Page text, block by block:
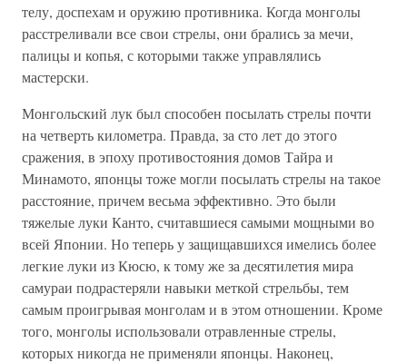
телу, доспехам и оружию противника. Когда монголы
расстреливали все свои стрелы, они брались за мечи,
палицы и копья, с которыми также управлялись
мастерски.
Монгольский лук был способен посылать стрелы почти
на четверть километра. Правда, за сто лет до этого
сражения, в эпоху противостояния домов Тайра и
Минамото, японцы тоже могли посылать стрелы на такое
расстояние, причем весьма эффективно. Это были
тяжелые луки Канто, считавшиеся самыми мощными во
всей Японии. Но теперь у защищавшихся имелись более
легкие луки из Кюсю, к тому же за десятилетия мира
самураи подрастеряли навыки меткой стрельбы, тем
самым проигрывая монголам и в этом отношении. Кроме
того, монголы использовали отравленные стрелы,
которых никогда не применяли японцы. Наконец,